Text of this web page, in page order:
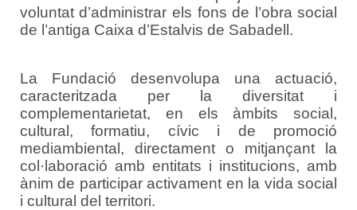
voluntat d’administrar els fons de l’obra social
de l’antiga Caixa d’Estalvis de Sabadell.
La Fundació desenvolupa una actuació,
caracteritzada per la diversitat i
complementarietat, en els àmbits social,
cultural, formatiu, cívic i de promoció
mediambiental, directament o mitjançant la
col·laboració amb entitats i institucions, amb
ànim de participar activament en la vida social
i cultural del territori.